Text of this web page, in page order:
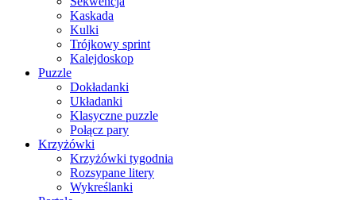
Kaskada
Kulki
Trójkowy sprint
Kalejdoskop
Puzzle
Dokładanki
Układanki
Klasyczne puzzle
Połącz pary
Krzyżówki
Krzyżówki tygodnia
Rozsypane litery
Wykreślanki